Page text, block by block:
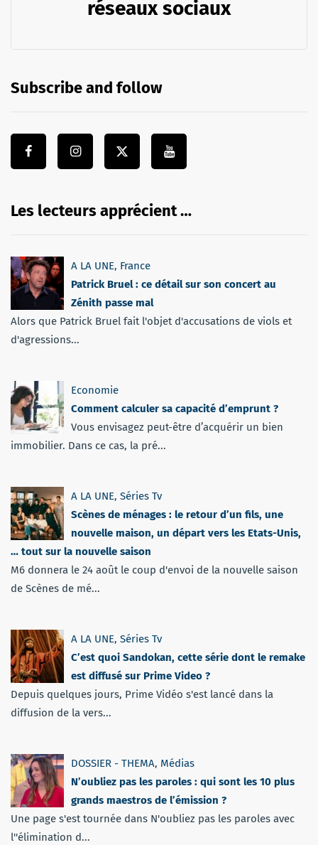
réseaux sociaux
Subscribe and follow
Les lecteurs apprécient …
A LA UNE, France
Patrick Bruel : ce détail sur son concert au
Zénith passe mal
Alors que Patrick Bruel fait l'objet d'accusations de viols et
d'agressions...
Economie
Comment calculer sa capacité d’emprunt ?
Vous envisagez peut-être d’acquérir un bien
immobilier. Dans ce cas, la pré...
A LA UNE, Séries Tv
Scènes de ménages : le retour d’un fils, une
nouvelle maison, un départ vers les Etats-Unis,
… tout sur la nouvelle saison
M6 donnera le 24 août le coup d'envoi de la nouvelle saison
de Scènes de mé...
A LA UNE, Séries Tv
C’est quoi Sandokan, cette série dont le remake
est diffusé sur Prime Video ?
Depuis quelques jours, Prime Vidéo s'est lancé dans la
diffusion de la vers...
DOSSIER - THEMA, Médias
N’oubliez pas les paroles : qui sont les 10 plus
grands maestros de l’émission ?
Une page s'est tournée dans N'oubliez pas les paroles avec
l''élimination d...